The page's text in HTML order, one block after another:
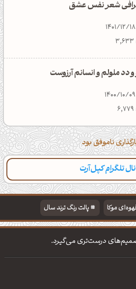
شعر نفس عشق
دد ملولم و انسانم آرزوست
ناموفق بود
تلگرام کپل‌آرت
موکا
پالت رنگ ترند سال
مذهبی
تایپوگرافی شعر مولانا
درست‌تری می‌گیرد.